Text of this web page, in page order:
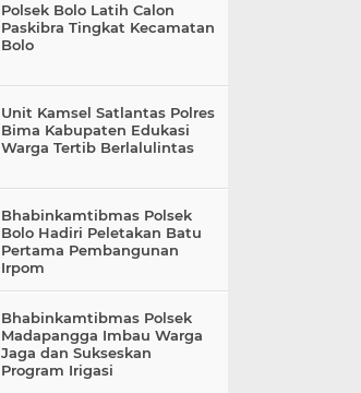
Polsek Bolo Latih Calon
Paskibra Tingkat Kecamatan
Bolo
Unit Kamsel Satlantas Polres
Bima Kabupaten Edukasi
Warga Tertib Berlalulintas
Bhabinkamtibmas Polsek
Bolo Hadiri Peletakan Batu
Pertama Pembangunan
Irpom
Bhabinkamtibmas Polsek
Madapangga Imbau Warga
Jaga dan Sukseskan
Program Irigasi